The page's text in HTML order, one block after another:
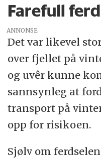
Farefull
ANNONSE
Det var likevel
over fjellet på
og uvêr kunne
sannsynleg at
transport på
opp for risikoen.
Sjølv om